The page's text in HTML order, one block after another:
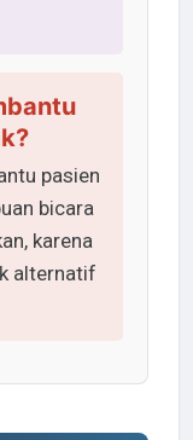
pasien
bicara
karena
alternatif